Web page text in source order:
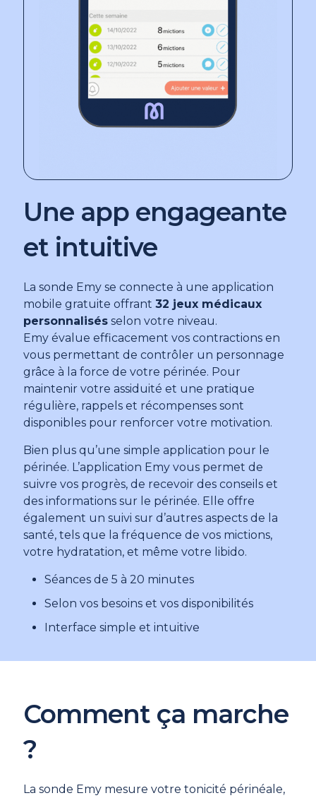
Une app engageante
et intuitive
La sonde Emy se connecte à une application
mobile gratuite offrant 32 jeux médicaux
personnalisés selon votre niveau.
Emy évalue efficacement vos contractions en
vous permettant de contrôler un personnage
grâce à la force de votre périnée. Pour
maintenir votre assiduité et une pratique
régulière, rappels et récompenses sont
disponibles pour renforcer votre motivation.
Bien plus qu’une simple application pour le
périnée. L’application Emy vous permet de
suivre vos progrès, de recevoir des conseils et
des informations sur le périnée. Elle offre
également un suivi sur d’autres aspects de la
santé, tels que la fréquence de vos mictions,
votre hydratation, et même votre libido.
Séances de 5 à 20 minutes
Selon vos besoins et vos disponibilités
Interface simple et intuitive
Comment ça marche
?
La sonde Emy mesure votre tonicité périnéale,